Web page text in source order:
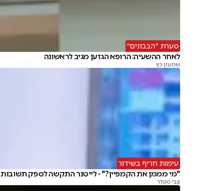
סערת "הבבונים"
לאחר ההשעיה: הרופא הגזען מגיב לראשונה
שמעון כץ
עימות חריף בשידור
"מי מממן את הקמפיין?" - לייטנר התקשה לספק תשובות
צבי טסלר